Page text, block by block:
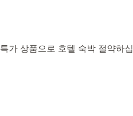
특가 상품으로 호텔 숙박 절약하십